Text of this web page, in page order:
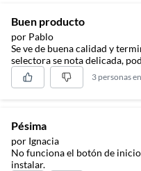
Buen producto
por Pablo
Se ve de buena calidad y
selectora se nota delicada,
3 personas
Pésima
por Ignacia
No funciona el botón de
instalar.